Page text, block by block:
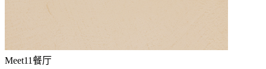
Meet11餐厅